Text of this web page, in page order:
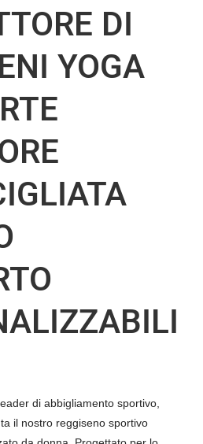
DI
YOGA
di abbigliamento sportivo,
il nostro reggiseno sportivo